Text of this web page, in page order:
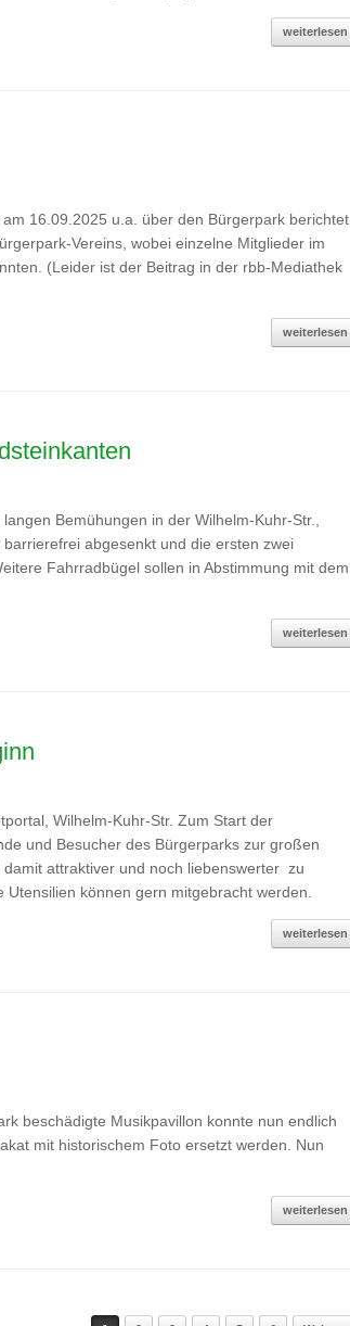
weiterlesen
16.09.2025 u.a. über den Bürgerpark berichtet.
Vereins, wobei einzelne Mitglieder im
(Leider ist der Beitrag in der rbb-Mediathek
weiterlesen
Bemühungen in der Wilhelm-Kuhr-Str.,
abgesenkt und die ersten zwei
Fahrradbügel sollen in Abstimmung mit dem
weiterlesen
Wilhelm-Kuhr-Str. Zum Start der
und Besucher des Bürgerparks zur großen
attraktiver und noch liebenswerter zu
können gern mitgebracht werden.
weiterlesen
beschädigte Musikpavillon konnte nun endlich
mit historischem Foto ersetzt werden. Nun
weiterlesen